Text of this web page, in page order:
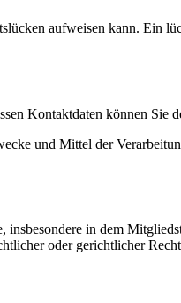
aufweisen kann. Ein
Kontaktdaten können Sie
und Mittel der
in dem
oder gerichtlicher